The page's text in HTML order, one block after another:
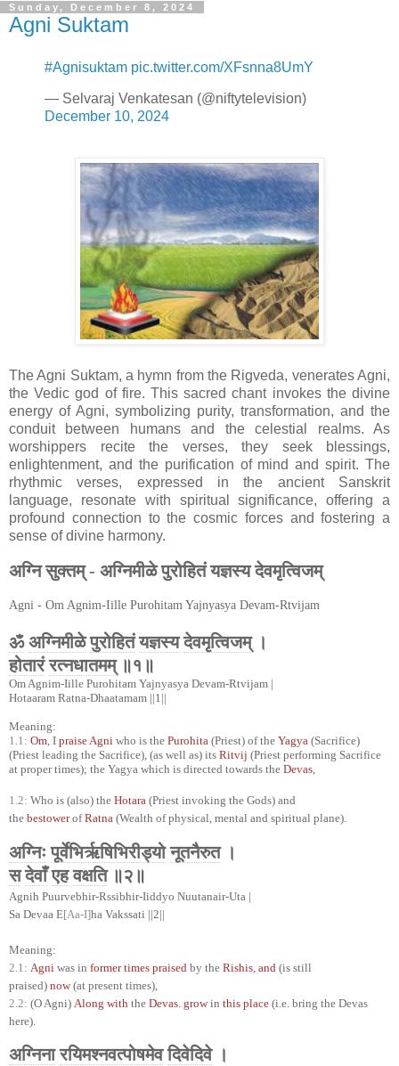
Sunday, December 8, 2024
Agni Suktam
#Agnisuktam pic.twitter.com/XFsnna8UmY
— Selvaraj Venkatesan (@niftytelevision)
December 10, 2024
The Agni Suktam, a hymn from the Rigveda, venerates Agni,
the Vedic god of fire. This sacred chant invokes the divine
energy of Agni, symbolizing purity, transformation, and the
conduit between humans and the celestial realms. As
worshippers recite the verses, they seek blessings,
enlightenment, and the purification of mind and spirit. The
rhythmic verses, expressed in the ancient Sanskrit
language, resonate with spiritual significance, offering a
profound connection to the cosmic forces and fostering a
sense of divine harmony.
अग्नि सुक्तम् - अग्निमीळे पुरोहितं यज्ञस्य देवमृत्विजम्
Agni - Om Agnim-Iille Purohitam Yajnyasya Devam-Rtvijam
ॐ अग्निमीळे पुरोहितं यज्ञस्य देवमृत्विजम्।
होतारं रत्नधातमम्॥१॥
Om Agnim-Iille Purohitam Yajnyasya Devam-Rtvijam |
Hotaaram Ratna-Dhaatamam ||1||
Meaning:
1.1: Om, I praise Agni who is the Purohita (Priest) of the Yagya (Sacrifice)
(Priest leading the Sacrifice), (as well as) its Ritvij (Priest performing Sacrifice
at proper times); the Yagya which is directed towards the Devas,
1.2: Who is (also) the Hotara (Priest invoking the Gods) and
the bestower of Ratna (Wealth of physical, mental and spiritual plane).
अग्निः पूर्वेभिर्ऋषिभिरीड्यो नूतनैरुत।
स देवाँ एह वक्षति॥२॥
Agnih Puurvebhir-Rssibhir-Iiddyo Nuutanair-Uta |
Sa Devaa E[Aa-I]ha Vakssati ||2||
Meaning:
2.1: Agni was in former times praised by the Rishis and (is still
praised) now (at present times),
2.2: (O Agni) Along with the Devas grow in this place (i.e. bring the Devas
here).
अग्निना रयिमश्नवत्पोषमेव दिवेदिवे।